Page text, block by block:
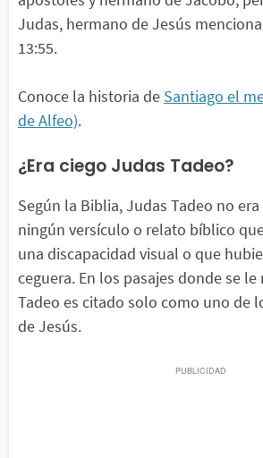
Judas, hermano de Jesús
13:55.
Conoce la historia de Santiago el
de Alfeo).
¿Era ciego Judas Tadeo?
Según la Biblia, Judas Tadeo no
ningún versículo o relato bíblico
una discapacidad visual o que
ceguera. En los pasajes donde se
Tadeo es citado solo como uno de
de Jesús.